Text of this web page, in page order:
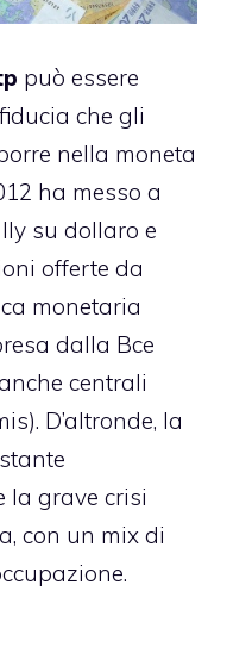
può essere
che gli
nella moneta
ha messo a
su dollaro e
offerte da
monetaria
dalla Bce
centrali
D’altronde, la
la grave crisi
con un mix di